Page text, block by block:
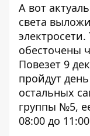
А вот
света
электросети.
обесточены
Повезет 9
пройдут
остальных
группы №5,
08:00 до